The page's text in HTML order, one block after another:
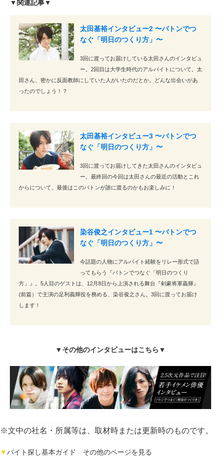
▼関連記事▼
太田基裕インタビュー2 〜バトンでつ
なぐ「明日のつくり方」〜
3回に渡ってお届けしている太田さんのインタビュ
ー。2回目は大学生時代のアルバイトについて。太
田さん、密かに反面教師にしていた人がいたのだとか。どんな出会いがあ
ったのでしょう！？
太田基裕インタビュー3 〜バトンでつ
なぐ「明日のつくり方」〜
3回に渡ってお届けしてきた太田さんのインタビュ
ー。最終回の今回は太田さんの最近の活動とこれ
からについて。最後はこのバトンが誰に渡るのかもお楽しみに！
染谷俊之インタビュー1 〜バトンでつ
なぐ「明日のつくり方」〜
今話題の人物にアルバイト経験をリレー形式で語
ってもらう『バトンでつなぐ「明日のつくり
方」』。5人目のゲストは、12月8日から上演される舞台『剣豪将軍義輝』
(前篇）で主演の足利義輝役を務める、染谷俊之さん。3回に渡ってお届け
します！
▼その他のインタビューはこちら▼
※文中の社名・所属等は、取材時または更新時のものです。
▼バイト探し基本ガイド その他のページを見る